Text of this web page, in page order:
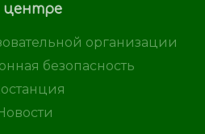
организации
безопасность